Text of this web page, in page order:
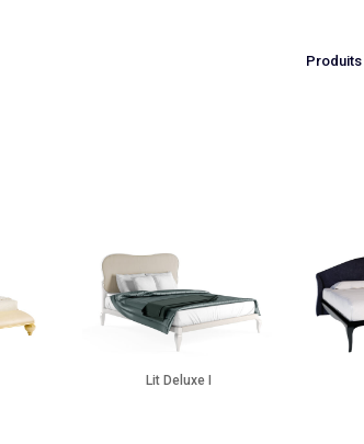
Produits
Lit Deluxe I